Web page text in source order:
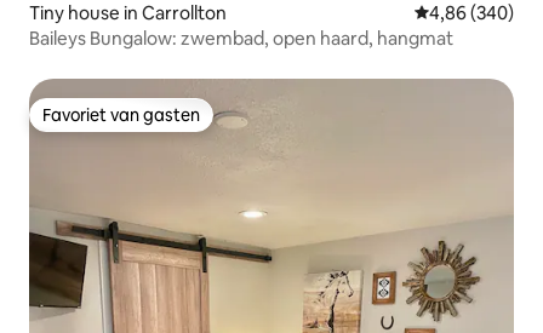
Tiny house in Carrollton Gemiddelde
4,86 (340)
Baileys Bungalow: zwembad, open haard, hangmat
Favoriet van gasten
Favoriet van gasten